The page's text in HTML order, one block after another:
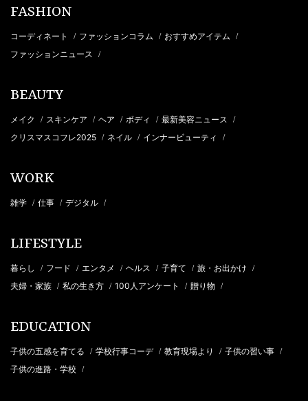
FASHION
コーディネート / ファッションコラム / おすすめアイテム /
ファッションニュース /
BEAUTY
メイク / スキンケア / ヘア / ボディ / 最新美容ニュース /
クリスマスコフレ2025 / ネイル / インナービューティ /
WORK
雑学 / 仕事 / デジタル /
LIFESTYLE
暮らし / フード / エンタメ / ヘルス / 子育て / 旅・お出かけ /
夫婦・家族 / 私の生き方 / 100人アンケート / 贈り物 /
EDUCATION
子供の五感を育てる / 学校行事コーデ / 教育現場より / 子供の習い事 /
子供の進路・学校 /